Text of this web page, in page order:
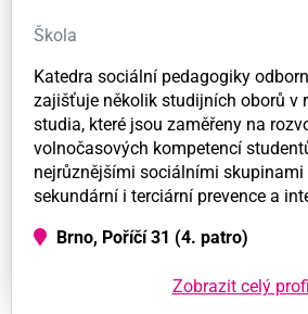
Škola
Katedra sociální pedagogiky
zajišťuje několik studijních oborů v
studia, které jsou zaměřeny na
volnočasových kompetencí
nejrůznějšími sociálními
sekundární i terciární prevence a
Brno, Poříčí 31 (4. patro)
Zobrazit celý